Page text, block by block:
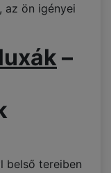
az ön igényei
–
belső tereiben